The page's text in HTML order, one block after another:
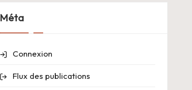
Méta
Connexion
Flux des publications